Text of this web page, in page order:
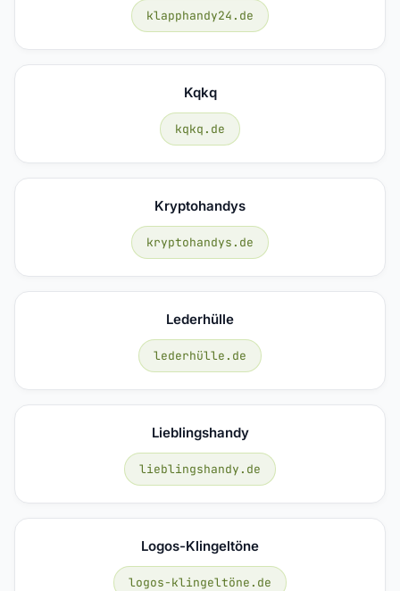
klapphandy24.de
Kqkq
kqkq.de
Kryptohandys
kryptohandys.de
Lederhülle
lederhülle.de
Lieblingshandy
lieblingshandy.de
Logos-Klingeltöne
logos-klingeltöne.de